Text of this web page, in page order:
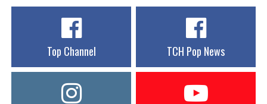
Top Channel TCH Pop News